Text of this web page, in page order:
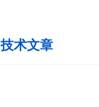
技术文章